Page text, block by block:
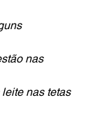
nas
nas tetas